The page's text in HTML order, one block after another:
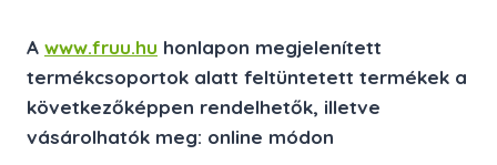
A www.fruu.hu honlapon megjelenített
termékcsoportok alatt feltüntetett termékek a
következőképpen rendelhetők, illetve
vásárolhatók meg: online módon